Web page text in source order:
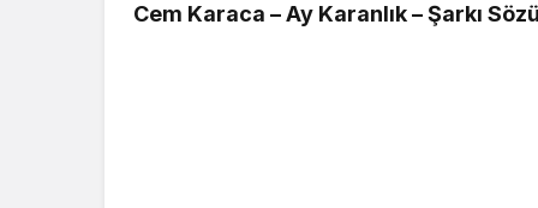
Cem Karaca – Ay Karanlık – Şarkı Sözü